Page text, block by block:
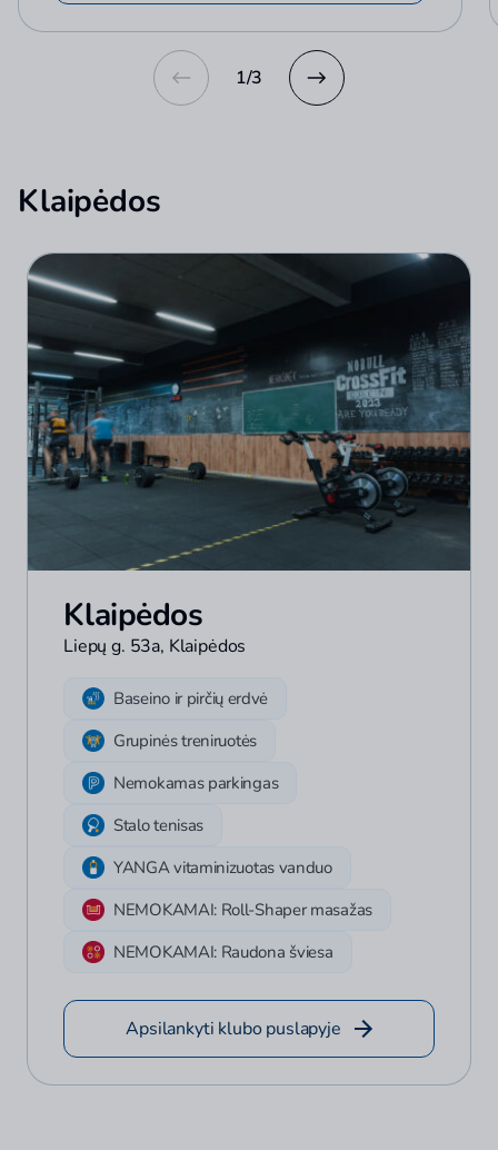
1/3
Klaipėdos
Klaipėdos
Liepų g. 53a, Klaipėdos
Baseino ir pirčių erdvė
Grupinės treniruotės
Nemokamas parkingas
Stalo tenisas
YANGA vitaminizuotas vanduo
NEMOKAMAI: Roll-Shaper masažas
NEMOKAMAI: Raudona šviesa
Apsilankyti klubo puslapyje